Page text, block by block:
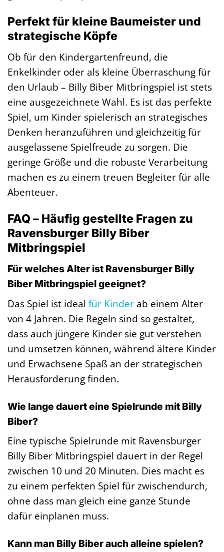
Perfekt für kleine Baumeister und
strategische Köpfe
Ob für den Kindergartenfreund, die
Enkelkinder oder als kleine Überraschung für
den Urlaub – Billy Biber Mitbringspiel ist stets
eine ausgezeichnete Wahl. Es ist das perfekte
Spiel, um Kinder spielerisch an strategisches
Denken heranzuführen und gleichzeitig für
ausgelassene Spielfreude zu sorgen. Die
geringe Größe und die robuste Verarbeitung
machen es zu einem treuen Begleiter für alle
Abenteuer.
FAQ – Häufig gestellte Fragen zu
Ravensburger Billy Biber
Mitbringspiel
Für welches Alter ist Ravensburger Billy
Biber Mitbringspiel geeignet?
Das Spiel ist ideal für Kinder ab einem Alter
von 4 Jahren. Die Regeln sind so gestaltet,
dass auch jüngere Kinder sie gut verstehen
und umsetzen können, während ältere Kinder
und Erwachsene Spaß an der strategischen
Herausforderung finden.
Wie lange dauert eine Spielrunde mit Billy
Biber?
Eine typische Spielrunde mit Ravensburger
Billy Biber Mitbringspiel dauert in der Regel
zwischen 10 und 20 Minuten. Dies macht es
zu einem perfekten Spiel für zwischendurch,
ohne dass man gleich eine ganze Stunde
dafür einplanen muss.
Kann man Billy Biber auch alleine spielen?